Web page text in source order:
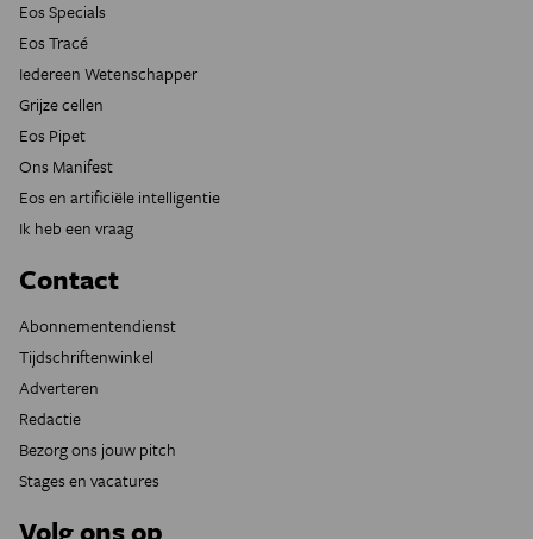
Eos Specials
Eos Tracé
Iedereen Wetenschapper
Grijze cellen
Eos Pipet
Ons Manifest
Eos en artificiële intelligentie
Ik heb een vraag
Contact
Abonnementendienst
Tijdschriftenwinkel
Adverteren
Redactie
Bezorg ons jouw pitch
Stages en vacatures
Volg ons op